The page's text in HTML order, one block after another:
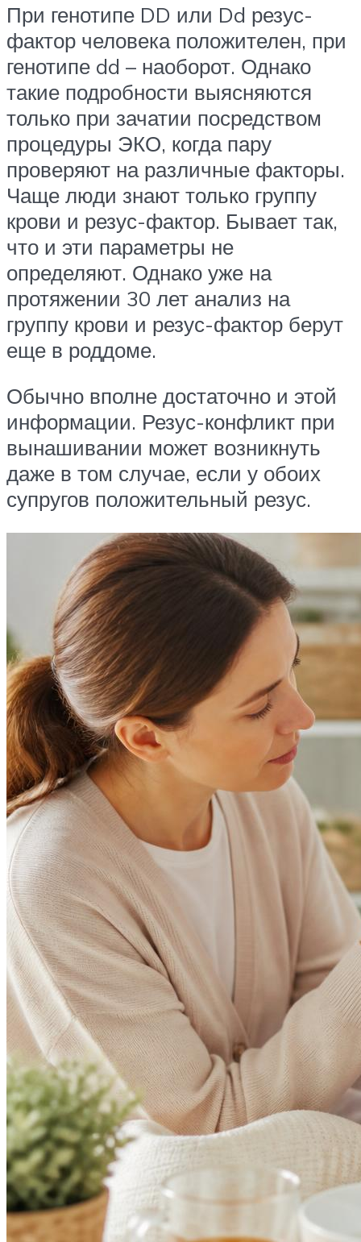
При генотипе DD или Dd резус-
фактор человека положителен, при
генотипе dd – наоборот. Однако
такие подробности выясняются
только при зачатии посредством
процедуры ЭКО, когда пару
проверяют на различные факторы.
Чаще люди знают только группу
крови и резус-фактор. Бывает так,
что и эти параметры не
определяют. Однако уже на
протяжении 30 лет анализ на
группу крови и резус-фактор берут
еще в роддоме.
Обычно вполне достаточно и этой
информации. Резус-конфликт при
вынашивании может возникнуть
даже в том случае, если у обоих
супругов положительный резус.